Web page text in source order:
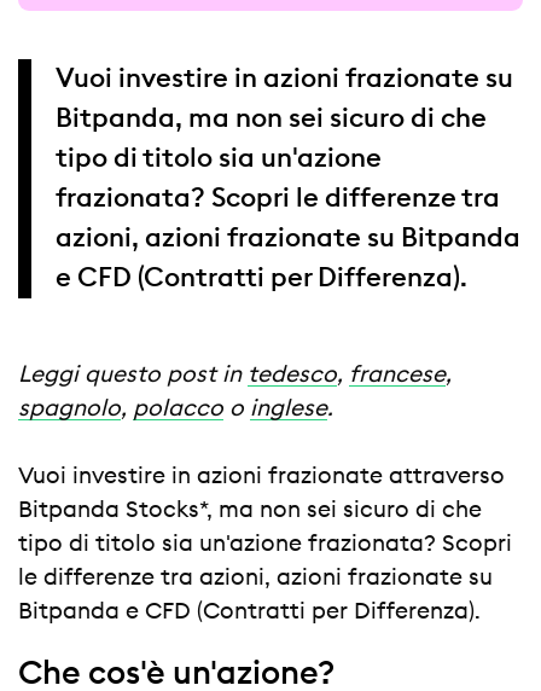
Vuoi investire in azioni frazionate su
Bitpanda, ma non sei sicuro di che
tipo di titolo sia un'azione
frazionata? Scopri le differenze tra
azioni, azioni frazionate su Bitpanda
e CFD (Contratti per Differenza).
Leggi questo post in tedesco, francese,
spagnolo, polacco o inglese.
Vuoi investire in azioni frazionate attraverso
Bitpanda Stocks*, ma non sei sicuro di che
tipo di titolo sia un'azione frazionata? Scopri
le differenze tra azioni, azioni frazionate su
Bitpanda e CFD (Contratti per Differenza).
Che cos'è un'azione?